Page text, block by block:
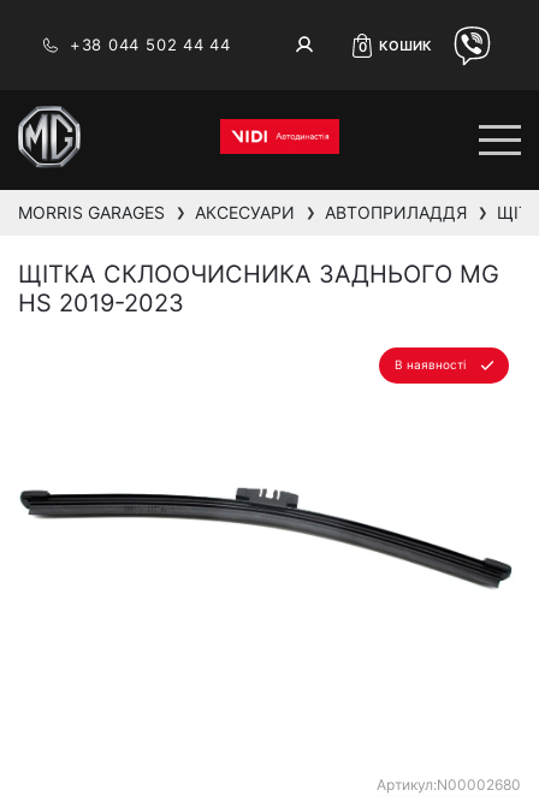
+38 044 502 44 44 0 КОШИК
MORRIS GARAGES ❯ АКСЕСУАРИ ❯ АВТОПРИЛАДДЯ ❯
ЩІТКА СКЛООЧИСНИКА ЗАДНЬОГО MG
HS 2019-2023
В наявності
Артикул:N00002680